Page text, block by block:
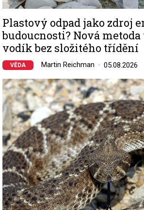
Plastový odpad jako zdroj
budoucnosti? Nová
vodík bez složitého třídění
VĚDA Martin Reichman 05.08.2026
Image